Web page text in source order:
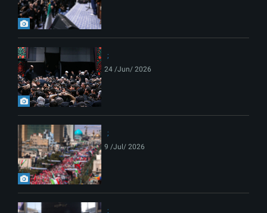
24 /Jun/ 2026
9 /Jul/ 2026